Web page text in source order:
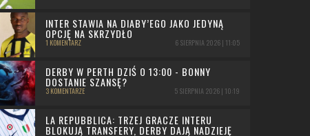
INTER STAWIA NA DIABY’EGO JAKO JEDYNĄ
OPCJĘ NA SKRZYDŁO
1 KOMENTARZ 6 SIERPNIA 2026 | 11:05
DERBY W PERTH DZIŚ O 13:00 - BONNY
DOSTANIE SZANSĘ?
3 KOMENTARZE 5 SIERPNIA 2026 | 10:19
LA REPUBBLICA: TRZEJ GRACZE INTERU
BLOKUJĄ TRANSFERY, DERBY DAJĄ NADZIEJĘ